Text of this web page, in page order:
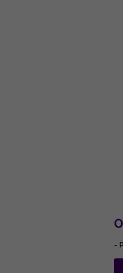
-